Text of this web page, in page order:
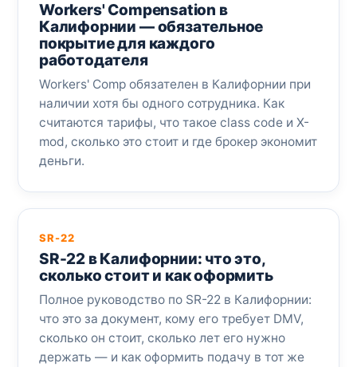
Workers' Compensation в
Калифорнии — обязательное
покрытие для каждого
работодателя
Workers' Comp обязателен в Калифорнии при
наличии хотя бы одного сотрудника. Как
считаются тарифы, что такое class code и X-
mod, сколько это стоит и где брокер экономит
деньги.
SR-22
SR-22 в Калифорнии: что это,
сколько стоит и как оформить
Полное руководство по SR-22 в Калифорнии:
что это за документ, кому его требует DMV,
сколько он стоит, сколько лет его нужно
держать — и как оформить подачу в тот же